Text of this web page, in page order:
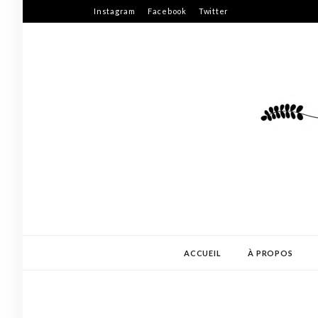
to
Instagram Facebook Twitter
ACCUEIL À PROPOS